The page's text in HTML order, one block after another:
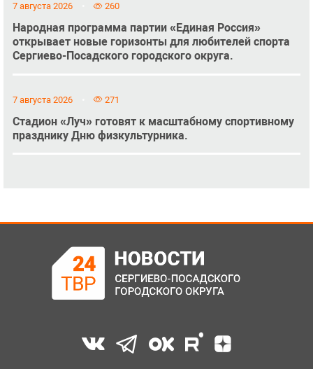
7 августа 2026 260
Народная программа партии «Единая Россия»
открывает новые горизонты для любителей спорта
Сергиево-Посадского городского округа.
7 августа 2026 271
Стадион «Луч» готовят к масштабному спортивному
празднику Дню физкультурника.